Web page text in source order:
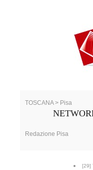
TOSCANA > Pisa
Redazione Pisa
[29]